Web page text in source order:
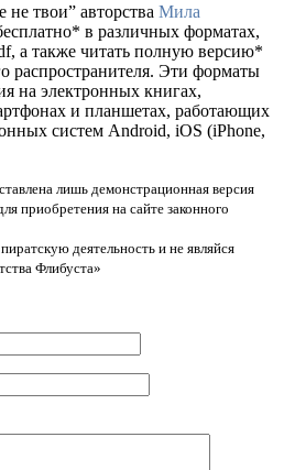
твои” авторства Мила
в различных форматах,
а также читать полную версию*
распространителя. Эти форматы
на электронных книгах,
и планшетах, работающих
систем Android, iOS (iPhone,
лишь демонстрационная версия
приобретения на сайте законного
деятельность и не являйся
Флибуста»